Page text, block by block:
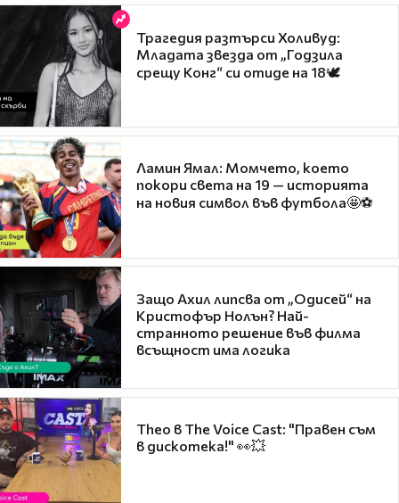
Трагедия разтърси Холивуд:
Младата звезда от „Годзила
срещу Конг“ си отиде на 18🕊️
Ламин Ямал: Момчето, което
покори света на 19 — историята
на новия символ във футбола🤩⚽
Защо Ахил липсва от „Одисей“ на
Кристофър Нолън? Най-
странното решение във филма
всъщност има логика
Theo в The Voice Cast: "Правен съм
в дискотека!" 👀💥